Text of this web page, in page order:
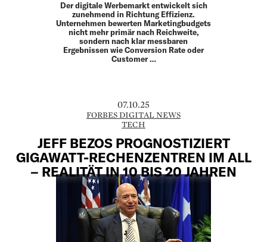
Der digitale Werbemarkt entwickelt sich
zunehmend in Richtung Effizienz.
Unternehmen bewerten Marketingbudgets
nicht mehr primär nach Reichweite,
sondern nach klar messbaren
Ergebnissen wie Conversion Rate oder
Customer …
07.10.25
FORBES DIGITAL NEWS
TECH
JEFF BEZOS PROGNOSTIZIERT
GIGAWATT-RECHENZENTREN IM ALL
– REALITÄT IN 10 BIS 20 JAHREN